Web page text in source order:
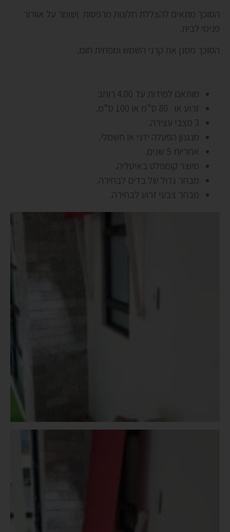
הסוכך מתאים להצללת חלונות מרפסות ושומר על אוורור
פנימי לבית.
הסוכך מסנן את קרני השמש ומפחית חום.
מותאם למידות עד 4.00 רוחב
זרוע או 80 ס”מ או 100 ס”מ.
3 מצבי עצירה.
מנגנון הפעלה ידני או חשמלי.
אחריות 5 שנים.
מיוצר קומפלט באיטליה.
מבחר גדול של בדים לבחירה.
מבחר צבעי זרוע לבחירה.